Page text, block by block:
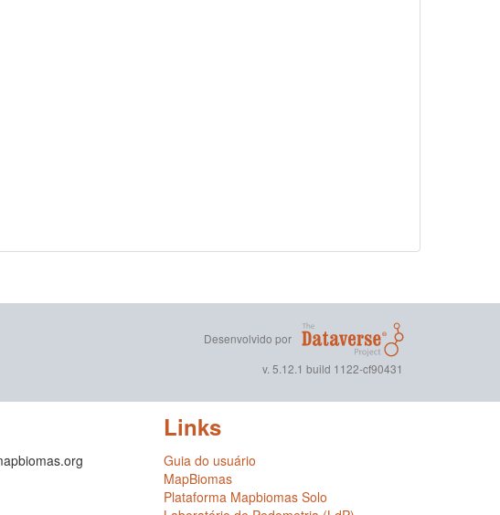
Desenvolvido por
v. 5.12.1 build 1122-cf90431
Links
Guia do usuário
MapBiomas
Plataforma Mapbiomas Solo